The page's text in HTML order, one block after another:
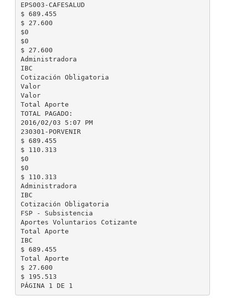
EPS003-CAFESALUD
$ 689.455
$ 27.600
$0
$0
$ 27.600
Administradora
IBC
Cotización Obligatoria
Valor
Valor
Total Aporte
TOTAL PAGADO:
2016/02/03 5:07 PM
230301-PORVENIR
$ 689.455
$ 110.313
$0
$0
$ 110.313
Administradora
IBC
Cotización Obligatoria
FSP - Subsistencia
Aportes Voluntarios Cotizante
Total Aporte
IBC
$ 689.455
Total Aporte
$ 27.600
$ 195.513